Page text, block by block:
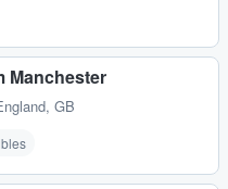
Manchester
GB